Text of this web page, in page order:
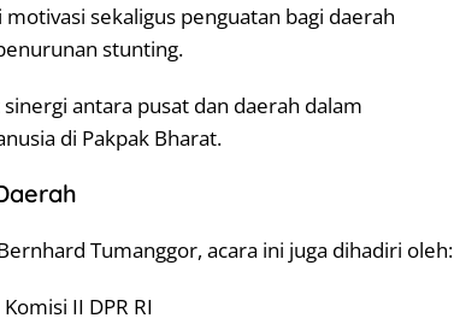
sekaligus penguatan bagi daerah
stunting.
antara pusat dan daerah dalam
di Pakpak Bharat.
Tumanggor, acara ini juga dihadiri oleh:
II DPR RI